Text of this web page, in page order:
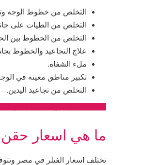
التخلص من خطوط الوجه
التخلص من الطيات على
التخلص من الخطوط بين
علاج التجاعيد والخطوط
ملء الشفاه.
تكبير مناطق معينة في
التخلص من تجاعيد اليدين.
ما هي اسعار
تختلف اسعار الفيلر في مصر